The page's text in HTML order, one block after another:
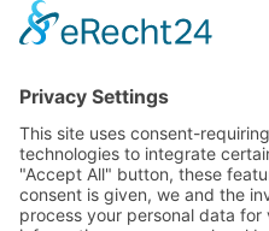
Durch jeden Aufruf einer der
die durch den für die
Button) integriert wurde, wird
informationstechnologischen
automatisch durch die
veranlasst, eine Darstellung
von Instagram